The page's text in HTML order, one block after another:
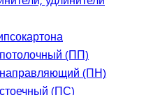
(ПП)
(ПН)